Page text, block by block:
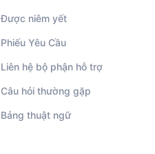
Được niêm yết
Phiếu Yêu Cầu
Liên hệ bộ phận hỗ trợ
Câu hỏi thường gặp
Bảng thuật ngữ